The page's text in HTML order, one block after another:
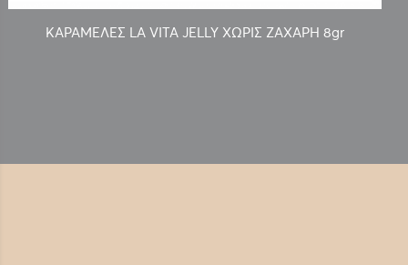
ΚΑΡΑΜΕΛΕΣ LA VITA JELLY ΧΩΡΙΣ ΖΑΧΑΡΗ 8gr